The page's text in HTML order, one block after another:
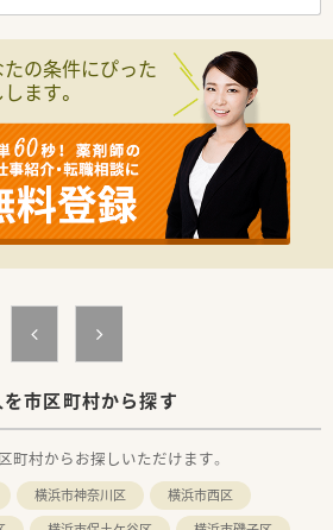
しています。
ことなく、患者様に集中して寄り添った本質
できる温かい職場環境です。
がしっかりと連携をとっており、お互いに助
ズに日々の業務を進めています。
対応を心がけるスタッフが多く、謙虚で素直
やすい和やかな雰囲気です。
アイメージ】
前に、実際の薬局を模した専用の調剤研修セ
修を受けることができます。
の挑戦は常に歓迎しています。
た研修プログラムも用意されており、地域医
】
方の住宅街を中心に、調剤併設型のドラッグ
続で成長を更新し続けており、首都圏での
経営基盤は非常に安定しています。
しておらず、お客様の健康や問題解決に向け
を提供することを大切にしています。
の条件にぴった
ます。
市区町村から探す
町村からお探しいただけます。
横浜市神奈川区
横浜市西区